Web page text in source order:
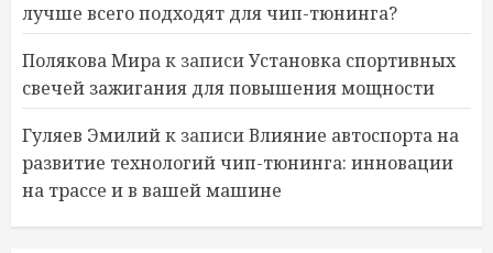
лучше всего подходят для чип-тюнинга?
Полякова Мирак записиУстановка спортивных
свечей зажигания для повышения мощности
Гуляев Эмилийк записиВлияние автоспорта на
развитие технологий чип-тюнинга: инновации
на трассе и в вашей машине